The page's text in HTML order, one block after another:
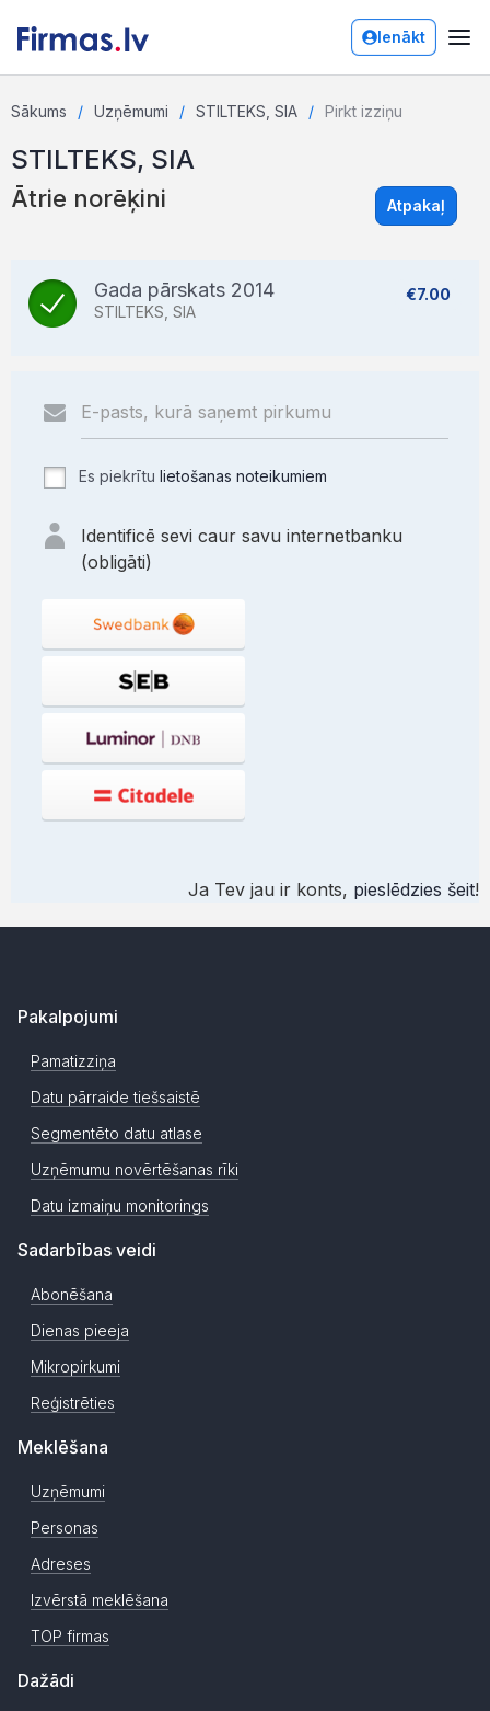
Ienākt
Sākums Uzņēmumi STILTEKS, SIA Pirkt izziņu
STILTEKS, SIA
Ātrie norēķini Atpakaļ
Gada pārskats 2014
STILTEKS, SIA
€7.00
Es piekrītu lietošanas noteikumiem
Identificē sevi caur savu internetbanku
(obligāti)
Ja Tev jau ir konts, pieslēdzies šeit!
Pakalpojumi
Pamatizziņa
Datu pārraide tiešsaistē
Segmentēto datu atlase
Uzņēmumu novērtēšanas rīki
Datu izmaiņu monitorings
Sadarbības veidi
Abonēšana
Dienas pieeja
Mikropirkumi
Reģistrēties
Meklēšana
Uzņēmumi
Personas
Adreses
Izvērstā meklēšana
TOP firmas
Dažādi